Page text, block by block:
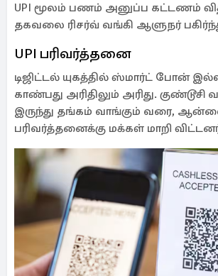
UPI மூலம் பணம் அனுப்ப கட்டணம்
தகவலை ரிசர்வ் வங்கி ஆளுநர்
UPI பரிவர்த்தனை
டிஜிட்டல் யுகத்தில் ஸ்மார்ட் போன்
காண்பது அரிதிலும் அரிது. குண்டூசி
இருந்து தங்கம் வாங்கும் வரை,
பரிவர்த்தனைக்கு மக்கள் மாறி